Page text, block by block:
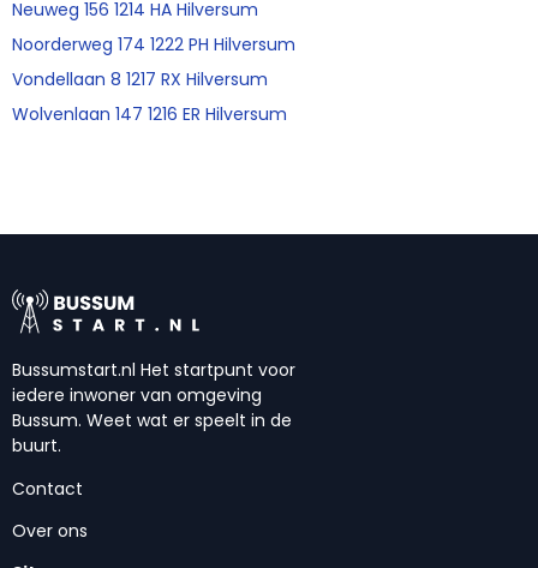
Neuweg 156 1214 HA Hilversum
Noorderweg 174 1222 PH Hilversum
Vondellaan 8 1217 RX Hilversum
Wolvenlaan 147 1216 ER Hilversum
Bussumstart.nl Het startpunt voor
iedere inwoner van omgeving
Bussum. Weet wat er speelt in de
buurt.
Contact
Over ons